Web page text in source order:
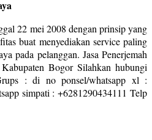
22 mei 2008 dengan prinsip yang
buat menyediakan service paling
pada pelanggan. Jasa Penerjemah
Bogor Silahkan hubungi
: di no ponsel/whatsapp xl :
simpati : +6281290434111 Telp